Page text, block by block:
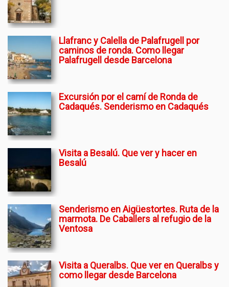
Llafranc y Calella de Palafrugell por
caminos de ronda. Como llegar
Palafrugell desde Barcelona
Excursión por el camí de Ronda de
Cadaqués. Senderismo en Cadaqués
Visita a Besalú. Que ver y hacer en
Besalú
Senderismo en Aigüestortes. Ruta de la
marmota. De Caballers al refugio de la
Ventosa
Visita a Queralbs. Que ver en Queralbs y
como llegar desde Barcelona